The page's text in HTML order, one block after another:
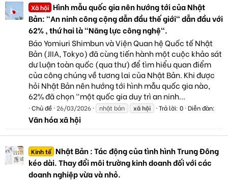
Xã hội Hình mẫu quốc gia nên hướng tới của Nhật
Bản: "An ninh công cộng dẫn đầu thế giới" dẫn đầu với
62% , thứ hai là "Năng lực công nghệ".
Báo Yomiuri Shimbun và Viện Quan hệ Quốc tế Nhật
Bản (JIIA, Tokyo) đã cùng tiến hành một cuộc khảo sát
dư luận toàn quốc (qua thư) để tìm hiểu quan điểm
của công chúng về tương lai của Nhật Bản. Khi được
hỏi Nhật Bản nên hướng tới hình mẫu quốc gia nào,
62% đã chọn "một quốc gia duy trì an ninh...
Chủ đề 26/03/2026 nhật bản xãhội Trả lời: 0 Diễn đàn:
Văn hóa xã hội
Kinh tế Nhật Bản : Tác động của tình hình Trung Đông
kéo dài. Thay đổi môi trường kinh doanh đối với các
doanh nghiệp vừa và nhỏ.